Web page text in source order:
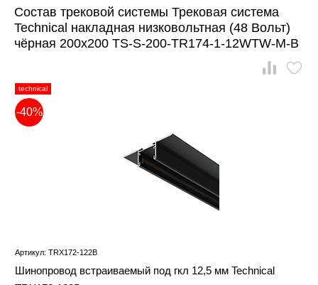
Состав трековой системы Трековая система
Technical накладная низковольтная (48 Вольт)
чёрная 200x200 TS-S-200-TR174-1-12WTW-M-B
technical
-40%
Артикул: TRX172-122B
Шинопровод встраиваемый под гкл 12,5 мм Technical